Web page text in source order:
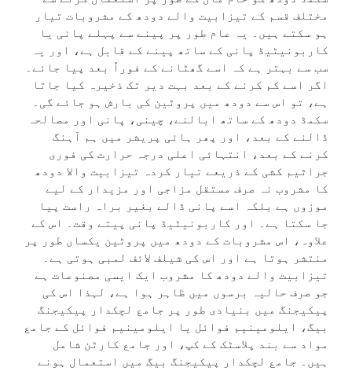
مختلف قسم کے تیزابیت والے دودھ کے مشروبات تیار
ہو سکتے ہیں۔ یہ عام طور پر پینے سے پہلے پانی یا
کاربونیٹیڈ پانی کے ساتھ پینے کے قابل ہے، اور یہ
سب سے بہتر ہے کہ اسے گھٹانے کے فوراً بعد پیا جائے۔
اگر اسے کم کرنے کے بعد بہت دیر تک ذخیرہ کیا جاتا
ہے، تو اس سے دودھ میں پروٹین کی بارش ہو جائے گی۔
سکمڈ دودھ کے ساتھ ابالنے، چینی، پانی اور مصالحہ
ڈالنے کے بعد، اور پھر ہائی پریشر میں ہم آہنگ
کرنے کے بعد، انتہائی اعلی درجہ حرارت کی فوری
جراثیم کشی کے ذریعے تیار کردہ تیزابیت والا دودھ
کا مشروب نہ صرف مستقل مزاجی اور مزیدار کے لیے
موزوں ہے بلکہ اسے پانی ڈالے بغیر براہ راست پیا
جا سکتا ہے۔ اور کاربونیٹیڈ پانی پیتے وقت۔ اس کے
علاوہ، اس مشروبات کے دودھ میں پروٹین یکساں طور پر
منتشر ہوتا ہے اور اس کی شیلف لائف لمبی ہوتی ہے۔
تیزابیت والے دودھ کا مشروب ایک ایسی مصنوعات ہے
جو صرف حالیہ برسوں میں ظاہر ہوا ہے، لہذا اس کی
پیکیجنگ میں بنیادی طور پر جامع لچکدار پیکیجنگ
بیگ، ایلومینیم فوائل یا ایلومینیم فوائل کے جامع
مواد سے بند پلاسٹک کے کپ، اور جامع کارٹن شامل
ہیں۔ جامع لچکدار پیکیجنگ بیگ میں استعمال ہونے